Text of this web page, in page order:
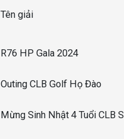
Tên giải
R76 HP Gala 2024
Outing CLB Golf Họ Đào
Mừng Sinh Nhật 4 Tuổi CLB